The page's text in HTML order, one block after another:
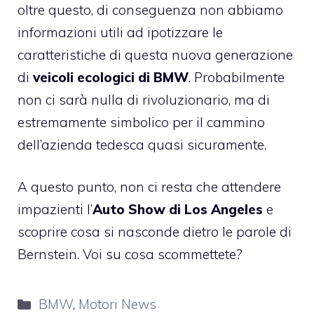
oltre questo, di conseguenza non abbiamo
informazioni utili ad ipotizzare le
caratteristiche di questa nuova generazione
di veicoli ecologici di BMW. Probabilmente
non ci sarà nulla di rivoluzionario, ma di
estremamente simbolico per il cammino
dell’azienda tedesca quasi sicuramente.
A questo punto, non ci resta che attendere
impazienti l’Auto Show di Los Angeles e
scoprire cosa si nasconde dietro le parole di
Bernstein. Voi su cosa scommettete?
Categorie
BMW, Motori News